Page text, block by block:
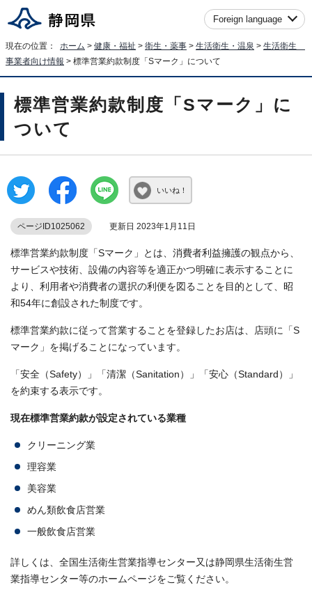
Foreign language
現在の位置： ホーム > 健康・福祉 > 衛生・薬事 > 生活衛生・温泉 > 生活衛生
事業者向け情報 > 標準営業約款制度「Sマーク」について
標準営業約款制度「Sマーク」に
ついて
いいね！
ページID1025062 更新日 2023年1月11日
標準営業約款制度「Sマーク」とは、消費者利益擁護の観点から、
サービスや技術、設備の内容等を適正かつ明確に表示することに
より、利用者や消費者の選択の利便を図ることを目的として、昭
和54年に創設された制度です。
標準営業約款に従って営業することを登録したお店は、店頭に「S
マーク」を掲げることになっています。
「安全（Safety）」「清潔（Sanitation）」「安心（Standard）」
を約束する表示です。
現在標準営業約款が設定されている業種
クリーニング業
理容業
美容業
めん類飲食店営業
一般飲食店営業
詳しくは、全国生活衛生営業指導センター又は静岡県生活衛生営
業指導センター等のホームページをご覧ください。